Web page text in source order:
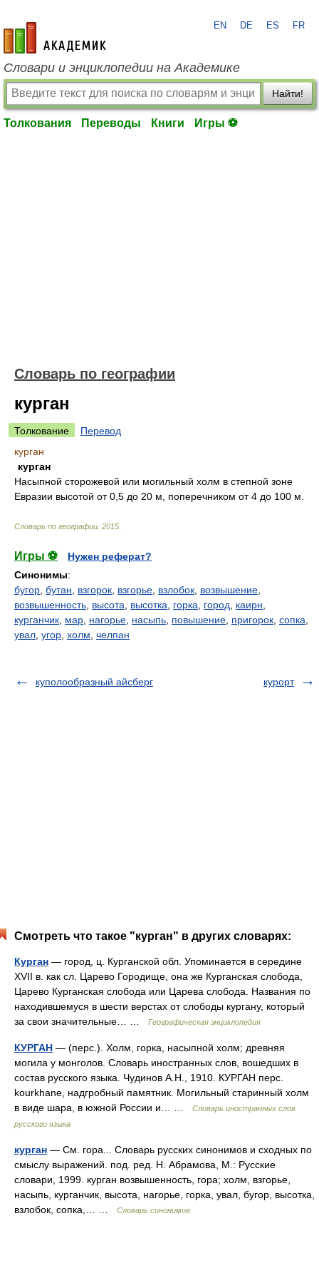
academic.ru
EN DE ES FR
Словари и энциклопедии на Академике
Найти!
Толкования Переводы Книги Игры ⚽
Словарь по географии
курган
Толкование
Перевод
курган
курган
Насыпной сторожевой или могильный холм в степной зоне
Евразии высотой от 0,5 до 20 м, поперечником от 4 до 100 м.
Словарь по географии 2015
Игры ⚽
Нужен реферат?
Синонимы:
бугор бутан взгорок взгорье взлобок возвышение
возвышенность высота высотка горка город каирн
курганчик мар нагорье насыпь повышение пригорок сопка
увал угор холм челпан
куполообразный айсберг курорт
Смотреть что такое "курган" в других словарях:
Курган — город, ц. Курганской обл. Упоминается в середине
XVII в. как сл. Царево Городище, она же Курганская слобода,
Царево Курганская слобода или Царева слобода. Названия по
находившемуся в шести верстах от слободы кургану, который
за свои значительные… …
Географическая энциклопедия
КУРГАН — (перс.). Холм, горка, насыпной холм; древняя
могила у монголов. Словарь иностранных слов, вошедших в
состав русского языка. Чудинов А.Н., 1910. КУРГАН перс.
kourkhane, надгробный памятник. Могильный старинный холм
в виде шара, в южной России и… …
Словарь иностранных слов
русского языка
курган — См. гора... Словарь русских синонимов и сходных по
смыслу выражений. под. ред. Н. Абрамова, М.: Русские
словари, 1999. курган возвышенность, гора; холм, взгорье,
насыпь, курганчик, высота, нагорье, горка, увал, бугор, высотка,
взлобок, сопка,… …
Словарь синонимов